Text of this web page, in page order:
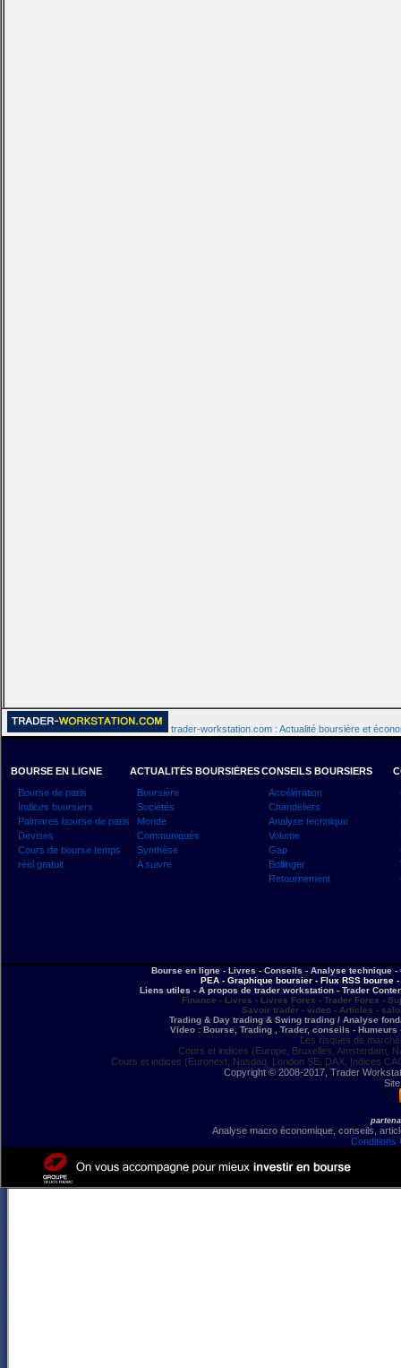
trader-workstation.com : Actualité boursière et
BOURSE EN LIGNE
Bourse de paris
Indices boursiers
Palmares bourse de paris
Devises
Cours de bourse temps
réel gratuit
ACTUALITÉS BOURSIÈRES
Boursière
Sociétés
Monde
Communiqués
Synthèse
A suivre
CONSEILS BOURSIERS
Accélération
Chandeliers
Analyse technique
Volume
Gap
Bollinger
Retournement
Bourse en ligne - Livres - Conseils - Analyse technique
PEA - Graphique boursier - Flux RSS bourse
Liens utiles - A propos de trader workstation - Trader
Finance - Livres - Livres Forex - Trader Forex -
Savoir trader - video - Articles -
Trading & Day trading & Swing trading / Analyse
Video : Bourse, Trading , Trader, conseils -
Les risques de
Cours et indices (Europe, Bruxelles, Amsterdam,
Cours et indices (Euronext, Nasdaq, London SE, DAX, Indices
Copyright © 2008-2017, Trader
Analyse macro économique, conseils,
Conditions